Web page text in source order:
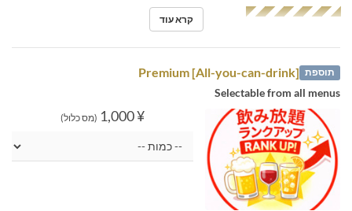
◢◤◢◤◢◤◢◤◢◤
קרא עוד
תוספת [All-you-can-drink] Premium
Selectable from all menus
¥ 1,000 (מס כלול)